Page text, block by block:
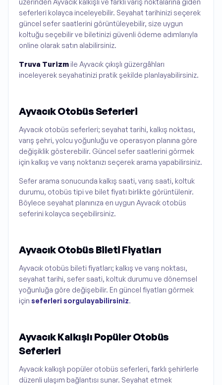
üzerinden Ayvacık kalkışlı ve farklı varış noktalarına giden
seferleri kolayca inceleyebilir. Seyahat tarihinizi seçerek
güncel sefer saatlerini görüntüleyebilir, size uygun
koltuğu seçebilir ve biletinizi güvenli ödeme adımlarıyla
online olarak satın alabilirsiniz.
Truva Turizm ile Ayvacık çıkışlı güzergâhları
inceleyerek seyahatinizi pratik şekilde planlayabilirsiniz.
Ayvacık Otobüs Seferleri
Ayvacık otobüs seferleri; seyahat tarihi, kalkış noktası,
varış şehri, yolcu yoğunluğu ve operasyon planına göre
değişiklik gösterebilir. Güncel sefer saatlerini görmek
için kalkış ve varış noktanızı seçerek arama yapabilirsiniz.
Sefer arama sonucunda kalkış saati, varış saati, koltuk
durumu, otobüs tipi ve bilet fiyatı birlikte görüntülenir.
Böylece seyahat planınıza en uygun Ayvacık otobüs
seferini kolayca seçebilirsiniz.
Ayvacık Otobüs Bileti Fiyatları
Ayvacık otobüs bileti fiyatları; kalkış ve varış noktası,
seyahat tarihi, sefer saati, koltuk durumu ve dönemsel
yoğunluğa göre değişebilir. En güncel fiyatları görmek
için seferleri sorgulayabilirsiniz.
Ayvacık Kalkışlı Popüler Otobüs
Seferleri
Ayvacık kalkışlı popüler otobüs seferleri, farklı şehirlerle
düzenli ulaşım bağlantısı sunar. Seyahat etmek